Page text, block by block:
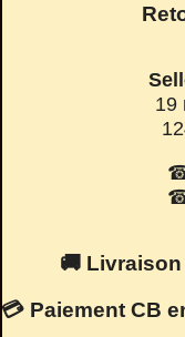
19
☎
☎
🚚
💳 Paiement CB